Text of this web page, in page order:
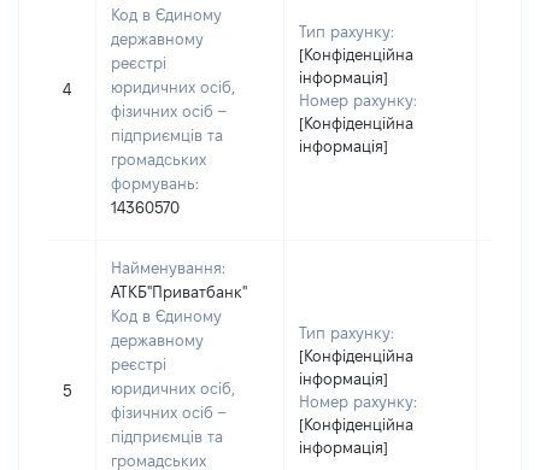
4
Код в Єдиному
державному
реєстрі
юридичних осіб,
фізичних осіб –
підприємців та
громадських
формувань:
14360570
Тип рахунку:
[Конфіденційна
інформація]
Номер рахунку:
[Конфіденційна
інформація]
5
Найменування:
АТКБ"Приватбанк"
Код в Єдиному
державному
реєстрі
юридичних осіб,
фізичних осіб –
підприємців та
громадських
Тип рахунку:
[Конфіденційна
інформація]
Номер рахунку:
[Конфіденційна
інформація]